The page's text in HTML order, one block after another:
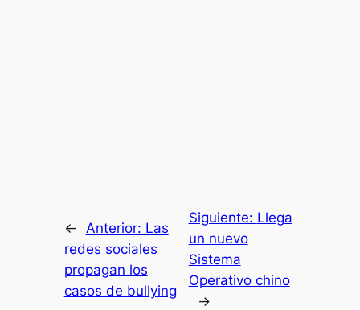
← Anterior: Las
redes sociales
propagan los
casos de bullying
Siguiente: Llega
un nuevo
Sistema
Operativo chino
→